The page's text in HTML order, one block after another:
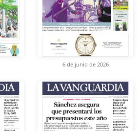
6 de junio de 2026